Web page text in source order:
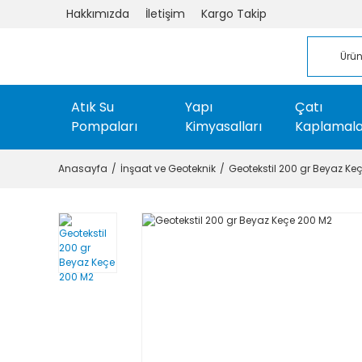
Hakkımızda İletişim Kargo Takip
Atık Su
Pompaları
Yapı
Kimyasalları
Çatı
Anasayfa İnşaat ve Geoteknik Geotekstil 200 gr Beyaz